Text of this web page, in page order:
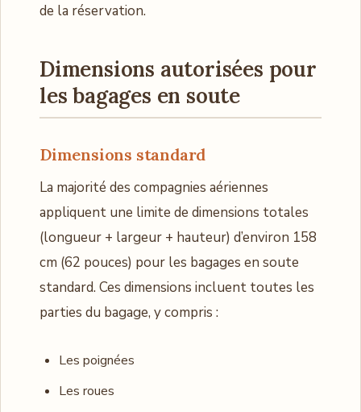
de la réservation.
Dimensions autorisées pour
les bagages en soute
Dimensions standard
La majorité des compagnies aériennes
appliquent une limite de dimensions totales
(longueur + largeur + hauteur) d’environ 158
cm (62 pouces) pour les bagages en soute
standard. Ces dimensions incluent toutes les
parties du bagage, y compris :
Les poignées
Les roues